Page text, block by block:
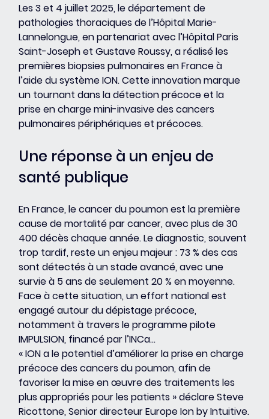
Les 3 et 4 juillet 2025, le département de
pathologies thoraciques de l’Hôpital Marie-
Lannelongue, en partenariat avec l’Hôpital Paris
Saint-Joseph et Gustave Roussy, a réalisé les
premières biopsies pulmonaires en France à
l’aide du système ION. Cette innovation marque
un tournant dans la détection précoce et la
prise en charge mini-invasive des cancers
pulmonaires périphériques et précoces.
Une réponse à un enjeu de
santé publique
En France, le cancer du poumon est la première
cause de mortalité par cancer, avec plus de 30
400 décès chaque année. Le diagnostic, souvent
trop tardif, reste un enjeu majeur : 73 % des cas
sont détectés à un stade avancé, avec une
survie à 5 ans de seulement 20 % en moyenne.
Face à cette situation, un effort national est
engagé autour du dépistage précoce,
notamment à travers le programme pilote
IMPULSION, financé par l’INCa...
« ION a le potentiel d’améliorer la prise en charge
précoce des cancers du poumon, afin de
favoriser la mise en œuvre des traitements les
plus appropriés pour les patients » déclare Steve
Ricottone, Senior directeur Europe Ion by Intuitive.